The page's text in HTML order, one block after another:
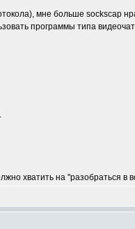
мне больше sockscap
программы типа
хватить на "разобраться в